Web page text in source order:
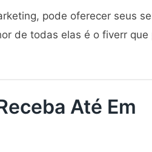
pode oferecer seus
de todas elas é o fiverr que
Até Em